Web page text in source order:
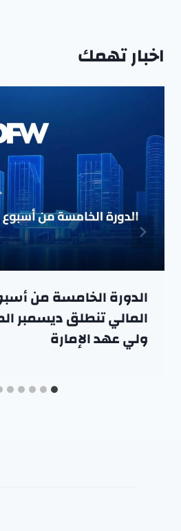
اخبار تهمك
الدورة الخامسة من
المالي تنطلق ديسمبر
ولي عهد الإمارة